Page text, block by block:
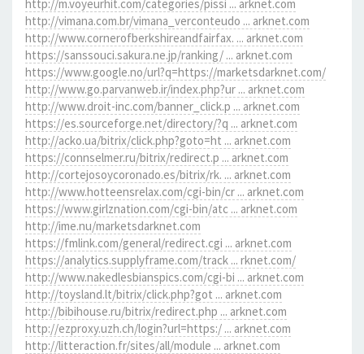
http://m.voyeurhit.com/categories/pissi ... arknet.com
http://vimana.com.br/vimana_verconteudo ... arknet.com
http://www.cornerofberkshireandfairfax. ... arknet.com
https://sanssouci.sakura.ne.jp/ranking/ ... arknet.com
https://www.google.no/url?q=https://marketsdarknet.com/
http://www.go.parvanweb.ir/index.php?ur ... arknet.com
http://www.droit-inc.com/banner_click.p ... arknet.com
https://es.sourceforge.net/directory/?q ... arknet.com
http://acko.ua/bitrix/click.php?goto=ht ... arknet.com
https://connselmer.ru/bitrix/redirect.p ... arknet.com
http://cortejosoycoronado.es/bitrix/rk. ... arknet.com
http://www.hotteensrelax.com/cgi-bin/cr ... arknet.com
https://www.girlznation.com/cgi-bin/atc ... arknet.com
http://ime.nu/marketsdarknet.com
https://fmlink.com/general/redirect.cgi ... arknet.com
https://analytics.supplyframe.com/track ... rknet.com/
http://www.nakedlesbianspics.com/cgi-bi ... arknet.com
http://toysland.lt/bitrix/click.php?got ... arknet.com
http://bibihouse.ru/bitrix/redirect.php ... arknet.com
http://ezproxy.uzh.ch/login?url=https:/ ... arknet.com
http://litteraction.fr/sites/all/module ... arknet.com